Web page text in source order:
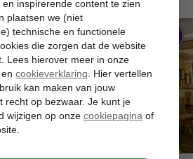
Hotel